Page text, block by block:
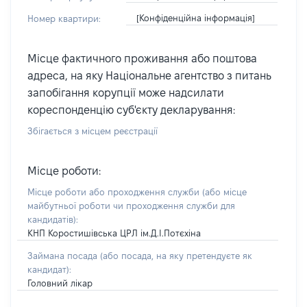
Номер квартири: [Конфіденційна інформація]
Місце фактичного проживання або поштова
адреса, на яку Національне агентство з питань
запобігання корупції може надсилати
кореспонденцію суб'єкту декларування:
Збігається з місцем реєстрації
Місце роботи:
Місце роботи або проходження служби (або місце
майбутньої роботи чи проходження служби для
кандидатів):
КНП Коростишівська ЦРЛ ім.Д.І.Потєхіна
Займана посада (або посада, на яку претендуєте як
кандидат):
Головний лікар